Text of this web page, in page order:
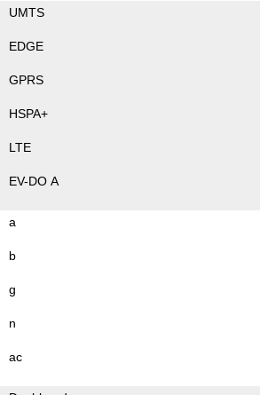
UMTS
EDGE
GPRS
HSPA+
LTE
EV-DO A
a
b
g
n
ac